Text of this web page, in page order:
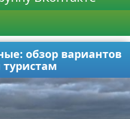
обзор вариантов